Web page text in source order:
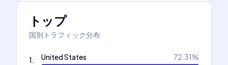
トップ
国別トラフィック分布
1. United States 72.31%